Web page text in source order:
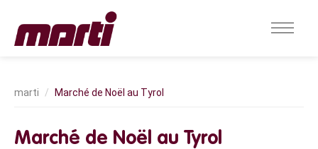
Marché de Noël au Tyrol
Marché de Noël au Tyrol